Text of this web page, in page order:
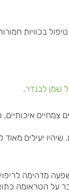
בכוויות
שמן לבנדר.
איכותיים,
יעילים מאוד
מדהימה
על הטראומה